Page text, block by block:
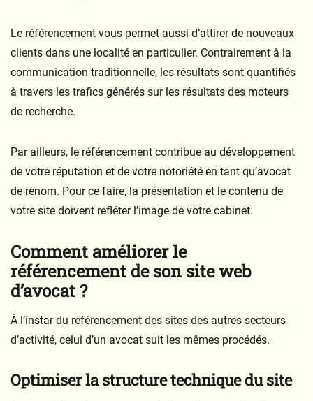
Le référencement vous permet aussi d’attirer de nouveaux
clients dans une localité en particulier. Contrairement à la
communication traditionnelle, les résultats sont quantifiés
à travers les trafics générés sur les résultats des moteurs
de recherche.
Par ailleurs, le référencement contribue au développement
de votre réputation et de votre notoriété en tant qu’avocat
de renom. Pour ce faire, la présentation et le contenu de
votre site doivent refléter l’image de votre cabinet.
Comment améliorer le
référencement de son site web
d’avocat ?
À l’instar du référencement des sites des autres secteurs
d’activité, celui d’un avocat suit les mêmes procédés.
Optimiser la structure technique du site